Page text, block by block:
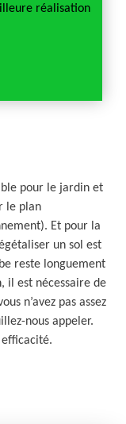
réalisation
pour le jardin et
le plan
Et pour la
un sol est
reste longuement
il est nécessaire de
n’avez pas assez
nous appeler.